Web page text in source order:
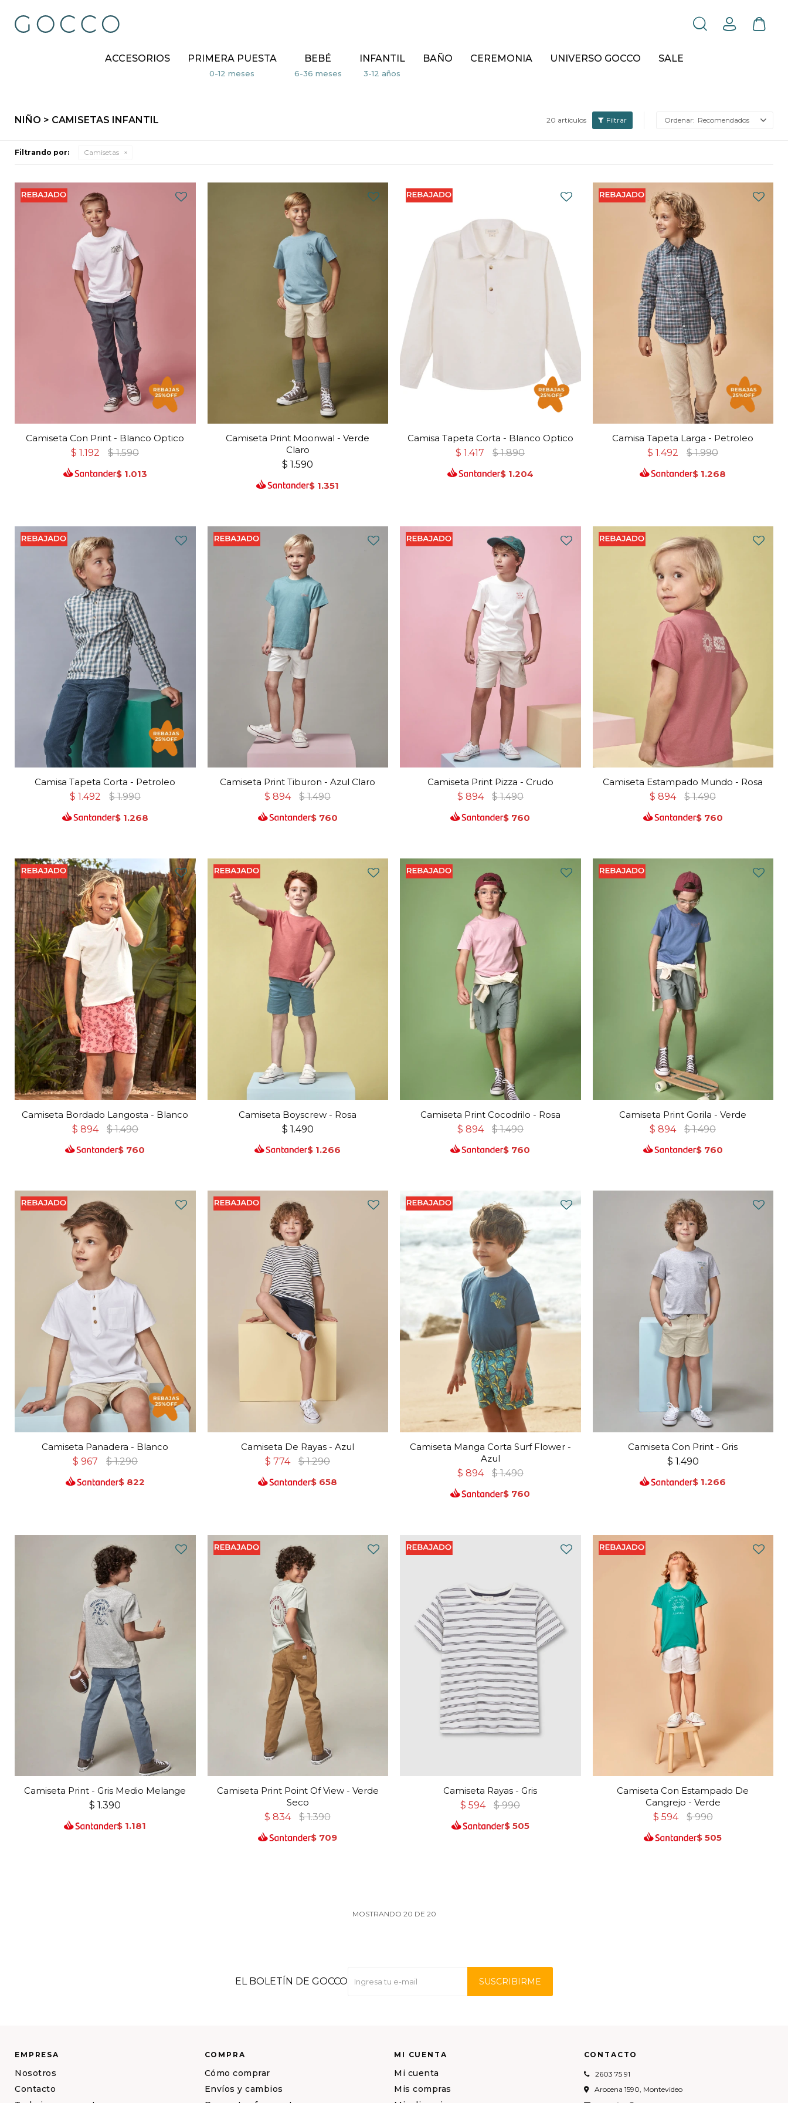
ACCESORIOS PRIMERA PUESTA BEBÉ INFANTIL BAÑO CEREMONIA UNIVERSO GOCCO SALE
NIÑO > CAMISETAS INFANTIL 20 artículos Recomendados
Filtrando por: Camisetas
Camiseta Con Print - Blanco Optico
$ 1.192 $ 1.590
$ 1.013
Camiseta Print Moonwal - Verde
Claro
$ 1.590
$ 1.351
Camisa Tapeta Corta - Blanco Optico
$ 1.417 $ 1.890
$ 1.204
Camisa Tapeta Larga - Petroleo
$ 1.492 $ 1.990
$ 1.268
Camisa Tapeta Corta - Petroleo
$ 1.492 $ 1.990
$ 1.268
Camiseta Print Tiburon - Azul Claro
$ 894 $ 1.490
$ 760
Camiseta Print Pizza - Crudo
$ 894 $ 1.490
$ 760
Camiseta Estampado Mundo - Rosa
$ 894 $ 1.490
$ 760
Camiseta Bordado Langosta - Blanco
$ 894 $ 1.490
$ 760
Camiseta Boyscrew - Rosa
$ 1.490
$ 1.266
Camiseta Print Cocodrilo - Rosa
$ 894 $ 1.490
$ 760
Camiseta Print Gorila - Verde
$ 894 $ 1.490
$ 760
Camiseta Panadera - Blanco
$ 967 $ 1.290
$ 822
Camiseta De Rayas - Azul
$ 774 $ 1.290
$ 658
Camiseta Manga Corta Surf Flower -
Azul
$ 894 $ 1.490
$ 760
Camiseta Con Print - Gris
$ 1.490
$ 1.266
Camiseta Print - Gris Medio Melange
$ 1.390
$ 1.181
Camiseta Print Point Of View - Verde
Seco
$ 834 $ 1.390
$ 709
Camiseta Rayas - Gris
$ 594 $ 990
$ 505
Camiseta Con Estampado De
Cangrejo - Verde
$ 594 $ 990
$ 505
MOSTRANDO 20 DE 20
CONTACTO
2603 75 91
Arocena 1590, Montevideo
EMPRESA
Nosotros
Contacto
COMPRA
Cómo comprar
Envíos y cambios
MI CUENTA
Mi cuenta
Mis compras
EL BOLETÍN DE GOCCO SUSCRIBIRME